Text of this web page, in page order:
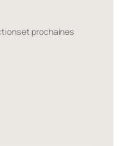
et prochaines